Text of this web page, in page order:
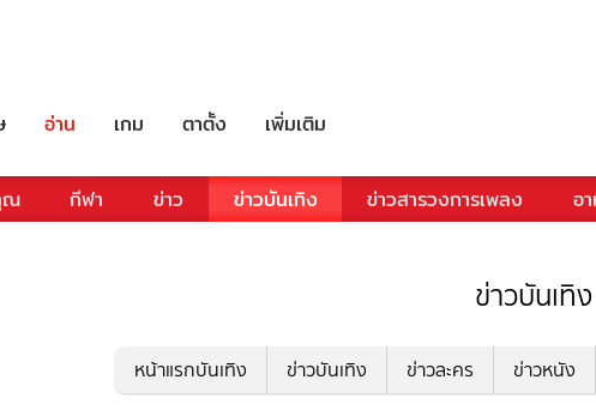
อ่าน เกม ตาตั้ง เพิ่มเติม
ณ กีฬา ข่าว ข่าวบันเทิง ข่าวสารวงการเพลง อ
ข่าวบันเทิง
หน้าแรกบันเทิง ข่าวบันเทิง ข่าวละคร ข่าวหนัง